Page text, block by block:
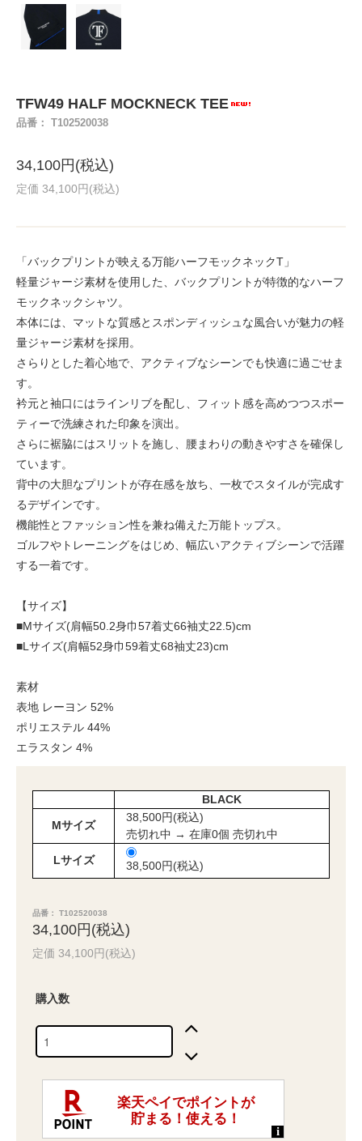
TFW49 HALF MOCKNECK TEE
品番： T102520038
34,100円(税込)
定価 34,100円(税込)
「バックプリントが映える万能ハーフモックネックT」
軽量ジャージ素材を使用した、バックプリントが特徴的なハーフ
モックネックシャツ。
本体には、マットな質感とスポンディッシュな風合いが魅力の軽
量ジャージ素材を採用。
さらりとした着心地で、アクティブなシーンでも快適に過ごせま
す。
衿元と袖口にはラインリブを配し、フィット感を高めつつスポー
ティーで洗練された印象を演出。
さらに裾脇にはスリットを施し、腰まわりの動きやすさを確保し
ています。
背中の大胆なプリントが存在感を放ち、一枚でスタイルが完成す
るデザインです。
機能性とファッション性を兼ね備えた万能トップス。
ゴルフやトレーニングをはじめ、幅広いアクティブシーンで活躍
する一着です。
【サイズ】
■Mサイズ(肩幅50.2身巾57着丈66袖丈22.5)cm
■Lサイズ(肩幅52身巾59着丈68袖丈23)cm
素材
表地 レーヨン 52%
ポリエステル 44%
エラスタン 4%
BLACK
Mサイズ
38,500円(税込)
売切れ中 → 在庫0個 売切れ中
Lサイズ
38,500円(税込)
品番： T102520038
34,100円(税込)
定価 34,100円(税込)
購入数